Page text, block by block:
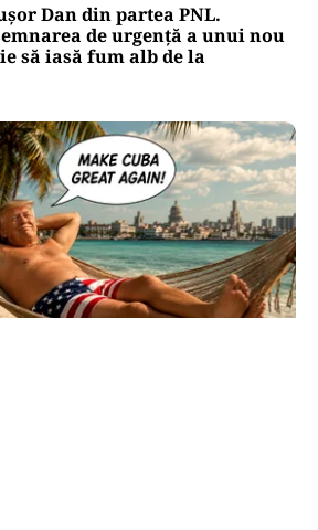
Dan din partea PNL.
de urgență a unui nou
să iasă fum alb de la